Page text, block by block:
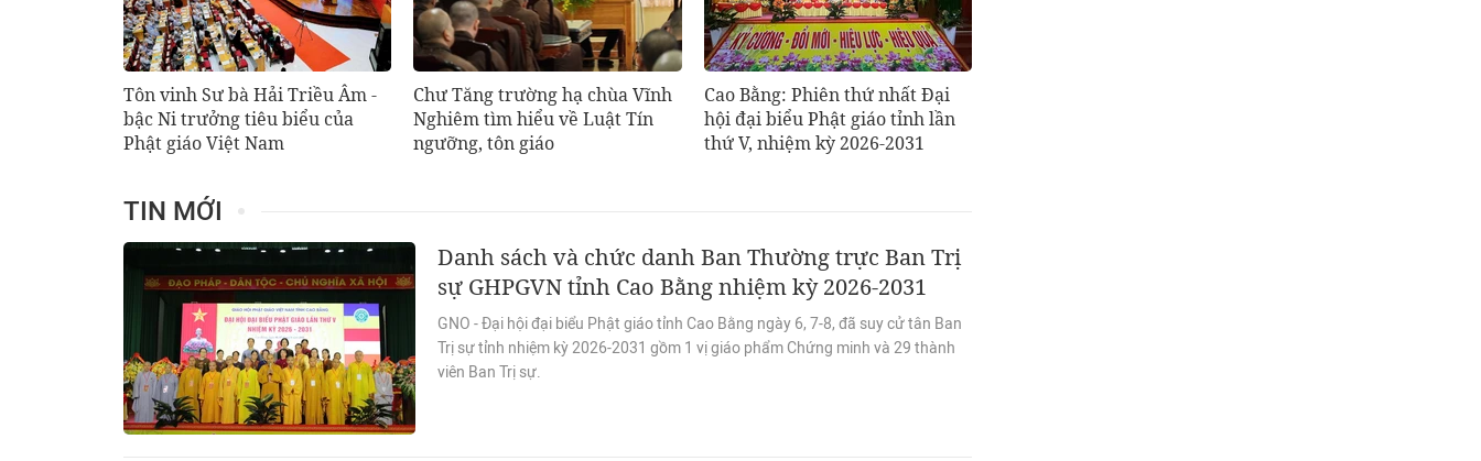
Tôn vinh Sư bà Hải Triều Âm -
bậc Ni trưởng tiêu biểu của
Phật giáo Việt Nam
Chư Tăng trường hạ chùa Vĩnh
Nghiêm tìm hiểu về Luật Tín
ngưỡng, tôn giáo
Cao Bằng: Phiên thứ nhất Đại
hội đại biểu Phật giáo tỉnh lần
thứ V, nhiệm kỳ 2026-2031
TIN MỚI
Danh sách và chức danh Ban Thường trực Ban Trị
sự GHPGVN tỉnh Cao Bằng nhiệm kỳ 2026-2031
GNO - Đại hội đại biểu Phật giáo tỉnh Cao Bằng ngày 6, 7-8, đã suy cử tân Ban
Trị sự tỉnh nhiệm kỳ 2026-2031 gồm 1 vị giáo phẩm Chứng minh và 29 thành
viên Ban Trị sự.